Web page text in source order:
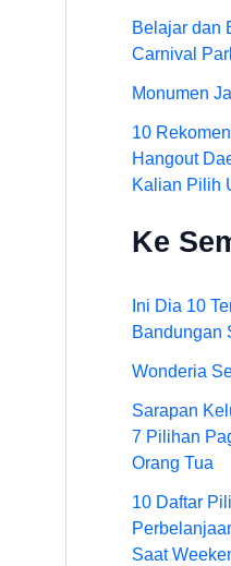
Belajar dan
Carnival
Monumen
10
Hangout
Kalian Pilih
Ke
Ini Dia 10
Bandungan
Wonderia
Sarapan
7 Pilihan
Orang Tua
10 Daftar
Saat